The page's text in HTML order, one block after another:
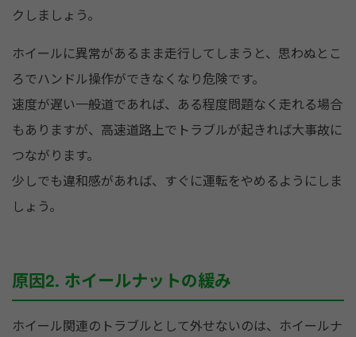
クしましょう。
ホイールに異常があるまま走行してしまうと、思わぬとこ
ろでハンドル操作ができなくなり危険です。
速度が遅い一般道であれば、ある程度問題なく走れる場合
もありますが、高速道路上でトラブルが起きれば大事故に
つながります。
少しでも違和感があれば、すぐに運転をやめるようにしま
しょう。
原因2. ホイールナットの緩み
ホイール関連のトラブルとして外せないのは、ホイールナ